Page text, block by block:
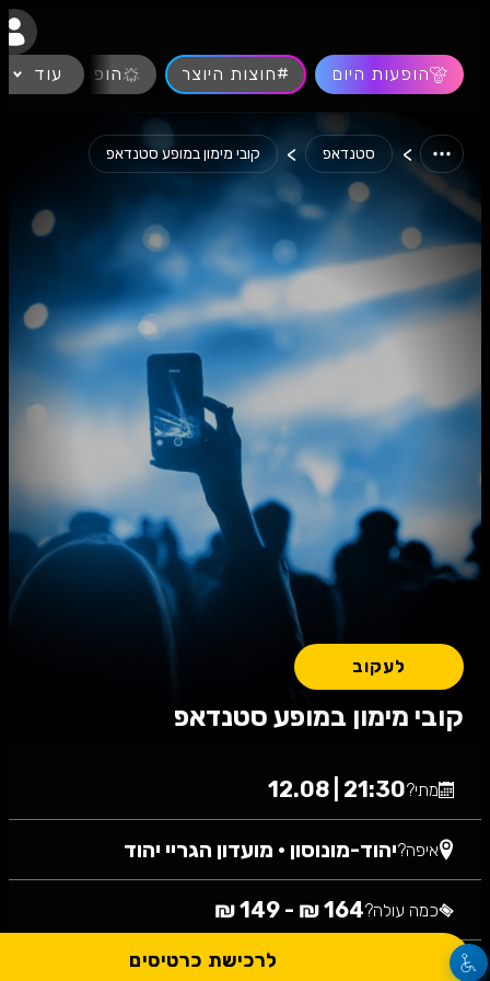
הופעות היום #חוצות היוצר הופעות חיות
עוד
> סטנדאפ > קובי מימון במופע סטנדאפ
קובי מימון במופע סטנדאפ
לעקוב
מתי?21:30 | 12.08
איפה?יהוד-מונוסון • מועדון הגריי יהוד
כמה עולה?164 ₪ - 149 ₪
לרכישת כרטיסים